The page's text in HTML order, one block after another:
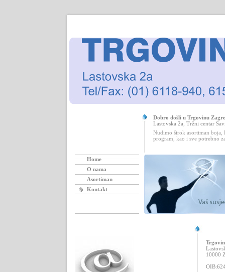
Dobro došli u Trgovinu
Lastovska 2a, Tržni centar
Nudimo širok asortiman boja,
program, kao i sve potrebno
Home
O nama
Asortiman
Kontakt
10000